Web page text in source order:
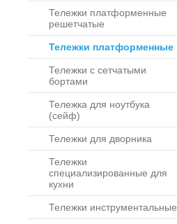
Тележки платформенные
решетчатые
Тележки платформенные
Тележки с сетчатыми
бортами
Тележка для ноутбука
(сейф)
Тележки для дворника
Тележки
специализированные для
кухни
Тележки инструментальные